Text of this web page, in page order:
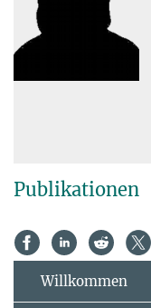
Publikationen
Willkommen